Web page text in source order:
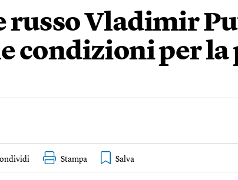
russo Vladimir
condizioni per la
Stampa